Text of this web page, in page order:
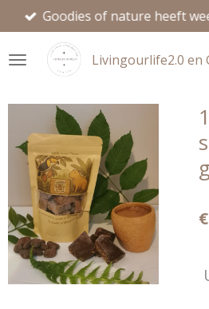
direct
naar
Livingourlife2.0 en
Goodies of nature heeft